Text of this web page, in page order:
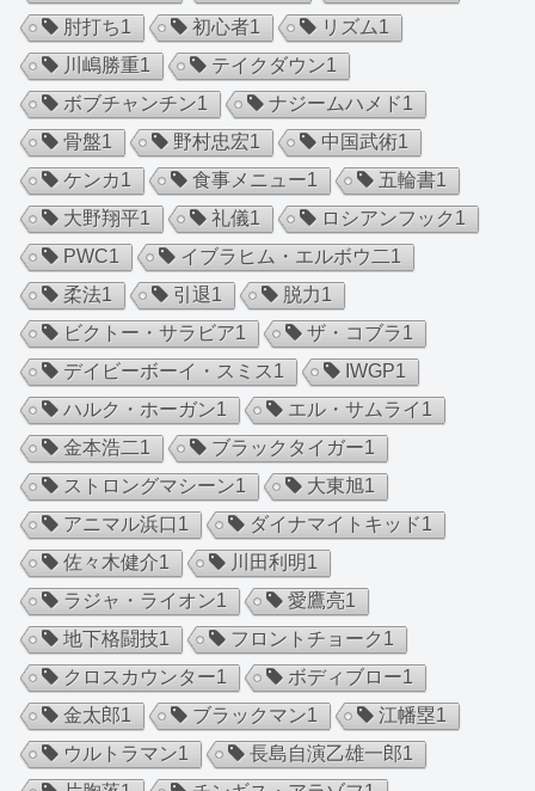
肘打ち1 初心者1 リズム1
川嶋勝重1 テイクダウン1
ボブチャンチン1 ナジームハメド1
骨盤1 野村忠宏1 中国武術1
ケンカ1 食事メニュー1 五輪書1
大野翔平1 礼儀1 ロシアンフック1
PWC1 イブラヒム・エルボウ二1
柔法1 引退1 脱力1
ビクトー・サラビア1 ザ・コブラ1
デイビーボーイ・スミス1 IWGP1
ハルク・ホーガン1 エル・サムライ 1
金本浩二1 ブラックタイガー1
ストロングマシーン1 大東旭1
アニマル浜口 1 ダイナマイトキッド1
佐々木健介1 川田利明1
ラジャ・ライオン1 愛鷹亮1
地下格闘技1 フロントチョーク1
クロスカウンター1 ボディブロー1
金太郎1 ブラックマン1 江幡塁1
ウルトラマン1 長島自演乙雄一郎1